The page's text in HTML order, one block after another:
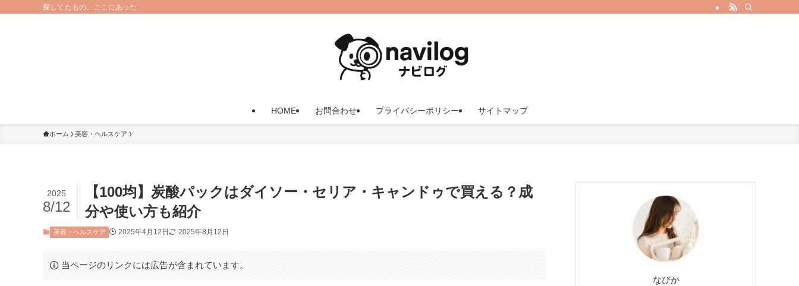
探してたもの、ここにあった
HOME お問合わせ プライバシーポリシー サイトマップ
ホーム 美容・ヘルスケア
【100均】炭酸パックはダイソー・セリア・キャンドゥで買える？成
分や使い方も紹介
2025
8/12
美容・ヘルスケア 2025年4月12日 2025年8月12日
当ページのリンクには広告が含まれています。
なびか